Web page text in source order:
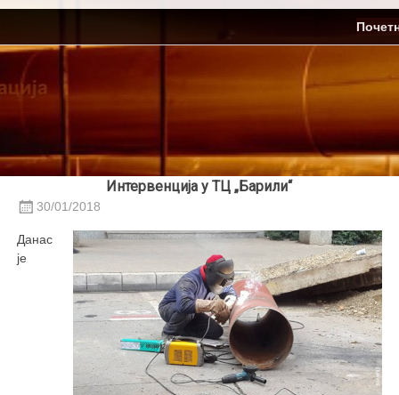
Skip
content
Интервенција у ТЦ „Барили“
30/01/2018
Данас
је